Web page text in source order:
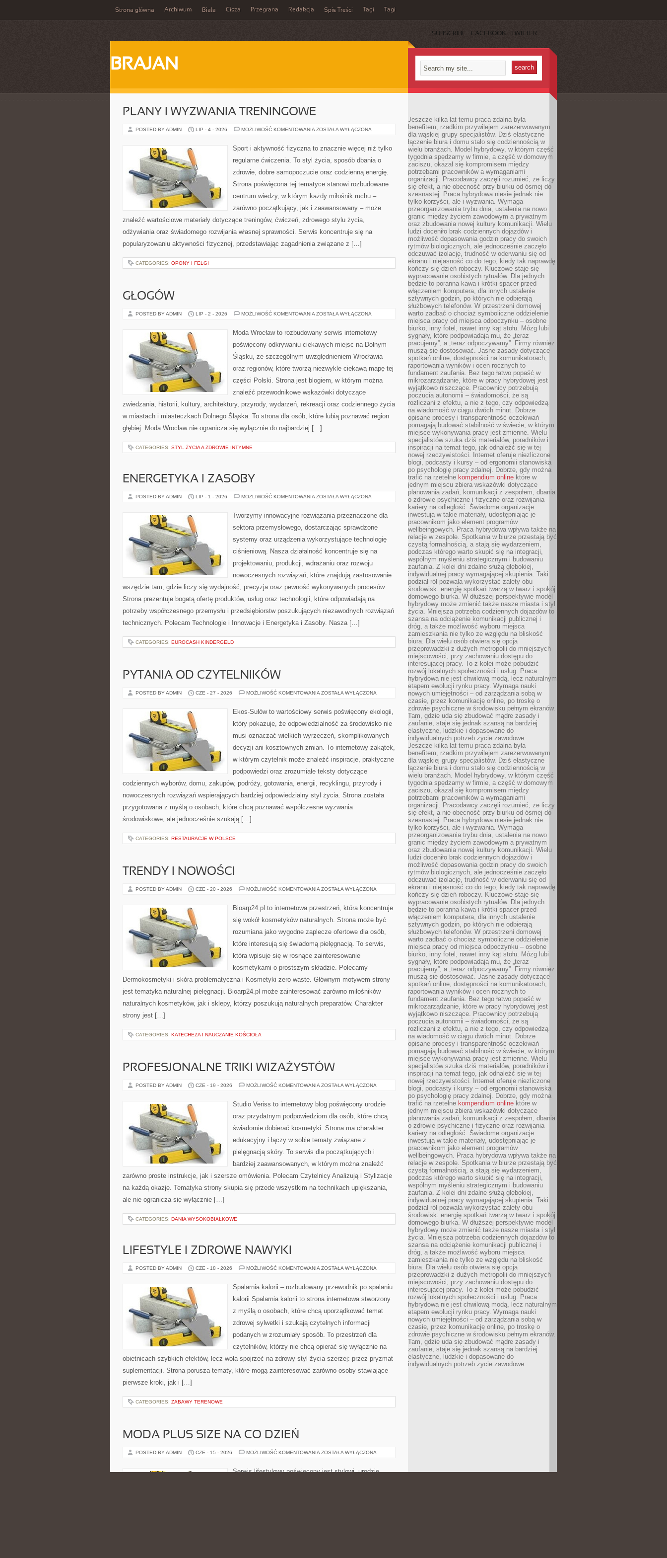
Strona główna Archiwum Biała Cisza Przegrana Redakcja Spis Treści Tagi Tagi
SUBSCRIBE FACEBOOK TWITTER
BRAJAN
PLANY I WYZWANIA TRENINGOWE
POSTED BY ADMIN LIP - 4 - 2026 MOŻLIWOŚĆ KOMENTOWANIA PLANY
TRENINGOWE
ZOSTAŁA WYŁĄCZONA
Sport i aktywność fizyczna to znacznie więcej niż tylko
regularne ćwiczenia. To styl życia, sposób dbania o
zdrowie, dobre samopoczucie oraz codzienną energię.
Strona poświęcona tej tematyce stanowi rozbudowane
centrum wiedzy, w którym każdy miłośnik ruchu –
zarówno początkujący, jak i zaawansowany – może
znaleźć wartościowe materiały dotyczące treningów, ćwiczeń, zdrowego stylu życia,
odżywiania oraz świadomego rozwijania własnej sprawności. Serwis koncentruje się na
popularyzowaniu aktywności fizycznej, przedstawiając zagadnienia związane z […]
CATEGORIES: OPONY I FELGI
GŁOGÓW
POSTED BY ADMIN LIP - 2 - 2026 MOŻLIWOŚĆ KOMENTOWANIA GŁOGÓW
ZOSTAŁA WYŁĄCZONA
Moda Wrocław to rozbudowany serwis internetowy
poświęcony odkrywaniu ciekawych miejsc na Dolnym
Śląsku, ze szczególnym uwzględnieniem Wrocławia
oraz regionów, które tworzą niezwykle ciekawą mapę tej
części Polski. Strona jest blogiem, w którym można
znaleźć przewodnikowe wskazówki dotyczące
zwiedzania, historii, kultury, architektury, przyrody, wydarzeń, rekreacji oraz codziennego życia
w miastach i miasteczkach Dolnego Śląska. To strona dla osób, które lubią poznawać region
głębiej. Moda Wrocław nie ogranicza się wyłącznie do najbardziej […]
CATEGORIES: STYL ŻYCIA A ZDROWIE INTYMNE
ENERGETYKA I ZASOBY
POSTED BY ADMIN LIP - 1 - 2026 MOŻLIWOŚĆ KOMENTOWANIA ENERGETYKA
ZOSTAŁA WYŁĄCZONA
Tworzymy innowacyjne rozwiązania przeznaczone dla
sektora przemysłowego, dostarczając sprawdzone
systemy oraz urządzenia wykorzystujące technologię
ciśnieniową. Nasza działalność koncentruje się na
projektowaniu, produkcji, wdrażaniu oraz rozwoju
nowoczesnych rozwiązań, które znajdują zastosowanie
wszędzie tam, gdzie liczy się wydajność, precyzja oraz pewność wykonywanych procesów.
Strona prezentuje bogatą ofertę produktów, usług oraz technologii, które odpowiadają na
potrzeby współczesnego przemysłu i przedsiębiorstw poszukujących niezawodnych rozwiązań
technicznych. Polecam Technologie i Innowacje i Energetyka i Zasoby. Nasza […]
CATEGORIES: EUROCASH KINDERGELD
PYTANIA OD CZYTELNIKÓW
POSTED BY ADMIN CZE - 27 - 2026 MOŻLIWOŚĆ KOMENTOWANIA PYTANIA
ZOSTAŁA WYŁĄCZONA
Ekos-Sułów to wartościowy serwis poświęcony ekologii,
który pokazuje, że odpowiedzialność za środowisko nie
musi oznaczać wielkich wyrzeczeń, skomplikowanych
decyzji ani kosztownych zmian. To internetowy zakątek,
w którym czytelnik może znaleźć inspiracje, praktyczne
podpowiedzi oraz zrozumiałe teksty dotyczące
codziennych wyborów, domu, zakupów, podróży, gotowania, energii, recyklingu, przyrody i
nowoczesnych rozwiązań wspierających bardziej odpowiedzialny styl życia. Strona została
przygotowana z myślą o osobach, które chcą poznawać współczesne wyzwania
środowiskowe, ale jednocześnie szukają […]
CATEGORIES: RESTAURACJE W POLSCE
TRENDY I NOWOŚCI
POSTED BY ADMIN CZE - 20 - 2026 MOŻLIWOŚĆ KOMENTOWANIA TRENDY
ZOSTAŁA WYŁĄCZONA
Bioarp24.pl to internetowa przestrzeń, która koncentruje
się wokół kosmetyków naturalnych. Strona może być
rozumiana jako wygodne zaplecze ofertowe dla osób,
które interesują się świadomą pielęgnacją. To serwis,
która wpisuje się w rosnące zainteresowanie
kosmetykami o prostszym składzie. Polecamy
Dermokosmetyki i skóra problematyczna i Kosmetyki zero waste. Głównym motywem strony
jest tematyka naturalnej pielęgnacji. Bioarp24.pl może zainteresować zarówno miłośników
naturalnych kosmetyków, jak i sklepy, którzy poszukują naturalnych preparatów. Charakter
strony jest […]
CATEGORIES: KATECHEZA I NAUCZANIE KOŚCIOŁA
PROFESJONALNE TRIKI WIZAŻYSTÓW
POSTED BY ADMIN CZE - 19 - 2026 MOŻLIWOŚĆ KOMENTOWANIA PROFESJONALNE
ZOSTAŁA WYŁĄCZONA
Studio Veriss to internetowy blog poświęcony urodzie
oraz przydatnym podpowiedziom dla osób, które chcą
świadomie dobierać kosmetyki. Strona ma charakter
edukacyjny i łączy w sobie tematy związane z
pielęgnacją skóry. To serwis dla początkujących i
bardziej zaawansowanych, w którym można znaleźć
zarówno proste instrukcje, jak i szersze omówienia. Polecam Czytelnicy Analizują i Stylizacje
na każdą okazję. Tematyka strony skupia się przede wszystkim na technikach upiększania,
ale nie ogranicza się wyłącznie […]
CATEGORIES: DANIA WYSOKOBIAŁKOWE
LIFESTYLE I ZDROWE NAWYKI
POSTED BY ADMIN CZE - 18 - 2026 MOŻLIWOŚĆ KOMENTOWANIA LIFESTYLE
ZOSTAŁA WYŁĄCZONA
Spalarnia kalorii – rozbudowany przewodnik po spalaniu
kalorii Spalarnia kalorii to strona internetowa stworzony
z myślą o osobach, które chcą uporządkować temat
zdrowej sylwetki i szukają czytelnych informacji
podanych w zrozumiały sposób. To przestrzeń dla
czytelników, którzy nie chcą opierać się wyłącznie na
obietnicach szybkich efektów, lecz wolą spojrzeć na zdrowy styl życia szerzej: przez pryzmat
suplementacji. Strona porusza tematy, które mogą zainteresować zarówno osoby stawiające
pierwsze kroki, jak i […]
CATEGORIES: ZABAWY TERENOWE
MODA PLUS SIZE NA CO DZIEŃ
POSTED BY ADMIN CZE - 15 - 2026 MOŻLIWOŚĆ KOMENTOWANIA MODA
NA
CO
ZOSTAŁA WYŁĄCZONA
Serwis lifestylowy poświęcony jest stylowi, urodzie,
Jeszcze kilka lat temu praca zdalna była
benefitem, rzadkim przywilejem zarezerwowanym
dla wąskiej grupy specjalistów. Dziś elastyczne
łączenie biura i domu stało się codziennością w
wielu branżach. Model hybrydowy, w którym część
tygodnia spędzamy w firmie, a część w domowym
zaciszu, okazał się kompromisem między
potrzebami pracowników a wymaganiami
organizacji. Pracodawcy zaczęli rozumieć, że liczy
się efekt, a nie obecność przy biurku od ósmej do
szesnastej. Praca hybrydowa niesie jednak nie
tylko korzyści, ale i wyzwania. Wymaga
przeorganizowania trybu dnia, ustalenia na nowo
granic między życiem zawodowym a prywatnym
oraz zbudowania nowej kultury komunikacji. Wielu
ludzi doceniło brak codziennych dojazdów i
możliwość dopasowania godzin pracy do swoich
rytmów biologicznych, ale jednocześnie zaczęło
odczuwać izolację, trudność w oderwaniu się od
ekranu i niejasność co do tego, kiedy tak naprawdę
kończy się dzień roboczy. Kluczowe staje się
wypracowanie osobistych rytuałów. Dla jednych
będzie to poranna kawa i krótki spacer przed
włączeniem komputera, dla innych ustalenie
sztywnych godzin, po których nie odbierają
służbowych telefonów. W przestrzeni domowej
warto zadbać o chociaż symboliczne oddzielenie
miejsca pracy od miejsca odpoczynku – osobne
biurko, inny fotel, nawet inny kąt stołu. Mózg lubi
sygnały, które podpowiadają mu, że „teraz
pracujemy”, a „teraz odpoczywamy”. Firmy również
muszą się dostosować. Jasne zasady dotyczące
spotkań online, dostępności na komunikatorach,
raportowania wyników i ocen rocznych to
fundament zaufania. Bez tego łatwo popaść w
mikrozarządzanie, które w pracy hybrydowej jest
wyjątkowo niszczące. Pracownicy potrzebują
poczucia autonomii – świadomości, że są
rozliczani z efektu, a nie z tego, czy odpowiedzą
na wiadomość w ciągu dwóch minut. Dobrze
opisane procesy i transparentność oczekiwań
pomagają budować stabilność w świecie, w którym
miejsce wykonywania pracy jest zmienne. Wielu
specjalistów szuka dziś materiałów, poradników i
inspiracji na temat tego, jak odnaleźć się w tej
nowej rzeczywistości. Internet oferuje niezliczone
blogi, podcasty i kursy – od ergonomii stanowiska
po psychologię pracy zdalnej. Dobrze, gdy można
trafić na rzetelne kompendium online które w
jednym miejscu zbiera wskazówki dotyczące
planowania zadań, komunikacji z zespołem, dbania
o zdrowie psychiczne i fizyczne oraz rozwijania
kariery na odległość. Świadome organizacje
inwestują w takie materiały, udostępniając je
pracownikom jako element programów
wellbeingowych. Praca hybrydowa wpływa także na
relacje w zespole. Spotkania w biurze przestają być
czystą formalnością, a stają się wydarzeniem,
podczas którego warto skupić się na integracji,
wspólnym myśleniu strategicznym i budowaniu
zaufania. Z kolei dni zdalne służą głębokiej,
indywidualnej pracy wymagającej skupienia. Taki
podział ról pozwala wykorzystać zalety obu
środowisk: energię spotkań twarzą w twarz i spokój
domowego biurka. W dłuższej perspektywie model
hybrydowy może zmienić także nasze miasta i styl
życia. Mniejsza potrzeba codziennych dojazdów to
szansa na odciążenie komunikacji publicznej i
dróg, a także możliwość wyboru miejsca
zamieszkania nie tylko ze względu na bliskość
biura. Dla wielu osób otwiera się opcja
przeprowadzki z dużych metropolii do mniejszych
miejscowości, przy zachowaniu dostępu do
interesującej pracy. To z kolei może pobudzić
rozwój lokalnych społeczności i usług. Praca
hybrydowa nie jest chwilową modą, lecz naturalnym
etapem ewolucji rynku pracy. Wymaga nauki
nowych umiejętności – od zarządzania sobą w
czasie, przez komunikację online, po troskę o
zdrowie psychiczne w środowisku pełnym ekranów.
Tam, gdzie uda się zbudować mądre zasady i
zaufanie, staje się jednak szansą na bardziej
elastyczne, ludzkie i dopasowane do
indywidualnych potrzeb życie zawodowe.
Jeszcze kilka lat temu praca zdalna była
benefitem, rzadkim przywilejem zarezerwowanym
dla wąskiej grupy specjalistów. Dziś elastyczne
łączenie biura i domu stało się codziennością w
wielu branżach. Model hybrydowy, w którym część
tygodnia spędzamy w firmie, a część w domowym
zaciszu, okazał się kompromisem między
potrzebami pracowników a wymaganiami
organizacji. Pracodawcy zaczęli rozumieć, że liczy
się efekt, a nie obecność przy biurku od ósmej do
szesnastej. Praca hybrydowa niesie jednak nie
tylko korzyści, ale i wyzwania. Wymaga
przeorganizowania trybu dnia, ustalenia na nowo
granic między życiem zawodowym a prywatnym
oraz zbudowania nowej kultury komunikacji. Wielu
ludzi doceniło brak codziennych dojazdów i
możliwość dopasowania godzin pracy do swoich
rytmów biologicznych, ale jednocześnie zaczęło
odczuwać izolację, trudność w oderwaniu się od
ekranu i niejasność co do tego, kiedy tak naprawdę
kończy się dzień roboczy. Kluczowe staje się
wypracowanie osobistych rytuałów. Dla jednych
będzie to poranna kawa i krótki spacer przed
włączeniem komputera, dla innych ustalenie
sztywnych godzin, po których nie odbierają
służbowych telefonów. W przestrzeni domowej
warto zadbać o chociaż symboliczne oddzielenie
miejsca pracy od miejsca odpoczynku – osobne
biurko, inny fotel, nawet inny kąt stołu. Mózg lubi
sygnały, które podpowiadają mu, że „teraz
pracujemy”, a „teraz odpoczywamy”. Firmy również
muszą się dostosować. Jasne zasady dotyczące
spotkań online, dostępności na komunikatorach,
raportowania wyników i ocen rocznych to
fundament zaufania. Bez tego łatwo popaść w
mikrozarządzanie, które w pracy hybrydowej jest
wyjątkowo niszczące. Pracownicy potrzebują
poczucia autonomii – świadomości, że są
rozliczani z efektu, a nie z tego, czy odpowiedzą
na wiadomość w ciągu dwóch minut. Dobrze
opisane procesy i transparentność oczekiwań
pomagają budować stabilność w świecie, w którym
miejsce wykonywania pracy jest zmienne. Wielu
specjalistów szuka dziś materiałów, poradników i
inspiracji na temat tego, jak odnaleźć się w tej
nowej rzeczywistości. Internet oferuje niezliczone
blogi, podcasty i kursy – od ergonomii stanowiska
po psychologię pracy zdalnej. Dobrze, gdy można
trafić na rzetelne kompendium online które w
jednym miejscu zbiera wskazówki dotyczące
planowania zadań, komunikacji z zespołem, dbania
o zdrowie psychiczne i fizyczne oraz rozwijania
kariery na odległość. Świadome organizacje
inwestują w takie materiały, udostępniając je
pracownikom jako element programów
wellbeingowych. Praca hybrydowa wpływa także na
relacje w zespole. Spotkania w biurze przestają być
czystą formalnością, a stają się wydarzeniem,
podczas którego warto skupić się na integracji,
wspólnym myśleniu strategicznym i budowaniu
zaufania. Z kolei dni zdalne służą głębokiej,
indywidualnej pracy wymagającej skupienia. Taki
podział ról pozwala wykorzystać zalety obu
środowisk: energię spotkań twarzą w twarz i spokój
domowego biurka. W dłuższej perspektywie model
hybrydowy może zmienić także nasze miasta i styl
życia. Mniejsza potrzeba codziennych dojazdów to
szansa na odciążenie komunikacji publicznej i
dróg, a także możliwość wyboru miejsca
zamieszkania nie tylko ze względu na bliskość
biura. Dla wielu osób otwiera się opcja
przeprowadzki z dużych metropolii do mniejszych
miejscowości, przy zachowaniu dostępu do
interesującej pracy. To z kolei może pobudzić
rozwój lokalnych społeczności i usług. Praca
hybrydowa nie jest chwilową modą, lecz naturalnym
etapem ewolucji rynku pracy. Wymaga nauki
nowych umiejętności – od zarządzania sobą w
czasie, przez komunikację online, po troskę o
zdrowie psychiczne w środowisku pełnym ekranów.
Tam, gdzie uda się zbudować mądre zasady i
zaufanie, staje się jednak szansą na bardziej
elastyczne, ludzkie i dopasowane do
indywidualnych potrzeb życie zawodowe.